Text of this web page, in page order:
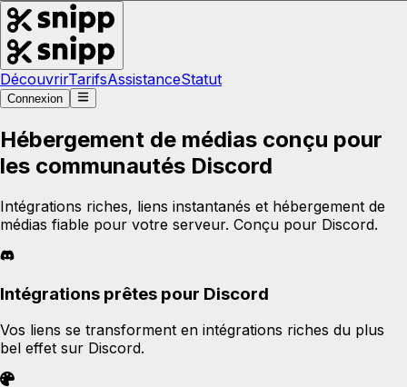
DécouvrirTarifsAssistanceStatut
Connexion
Hébergement de médias conçu pour
les communautés Discord
Intégrations riches, liens instantanés et hébergement de
médias fiable pour votre serveur. Conçu pour Discord.
Intégrations prêtes pour Discord
Vos liens se transforment en intégrations riches du plus
bel effet sur Discord.